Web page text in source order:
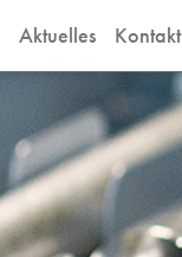
Aktuelles Kontakt